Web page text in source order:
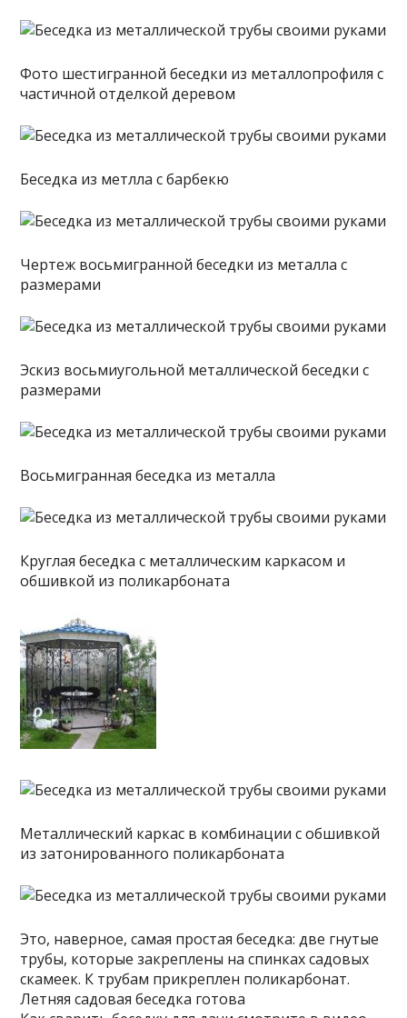
Фото шестигранной беседки из металлопрофиля с
частичной отделкой деревом
Беседка из метлла с барбекю
Чертеж восьмигранной беседки из металла с
размерами
Эскиз восьмиугольной металлической беседки с
размерами
Восьмигранная беседка из металла
Круглая беседка с металлическим каркасом и
обшивкой из поликарбоната
Металлический каркас в комбинации с обшивкой
из затонированного поликарбоната
Это, наверное, самая простая беседка: две гнутые
трубы, которые закреплены на спинках садовых
скамеек. К трубам прикреплен поликарбонат.
Летняя садовая беседка готова